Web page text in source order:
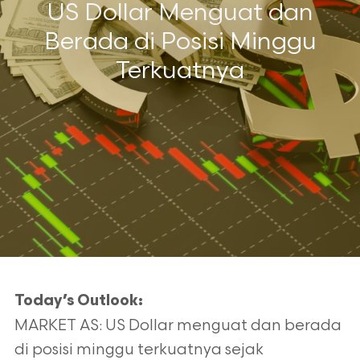
US Dollar Menguat dan
Berada di Posisi Minggu
Terkuatnya
Today’s Outlook:
MARKET AS: US Dollar menguat dan berada
di posisi minggu terkuatnya sejak